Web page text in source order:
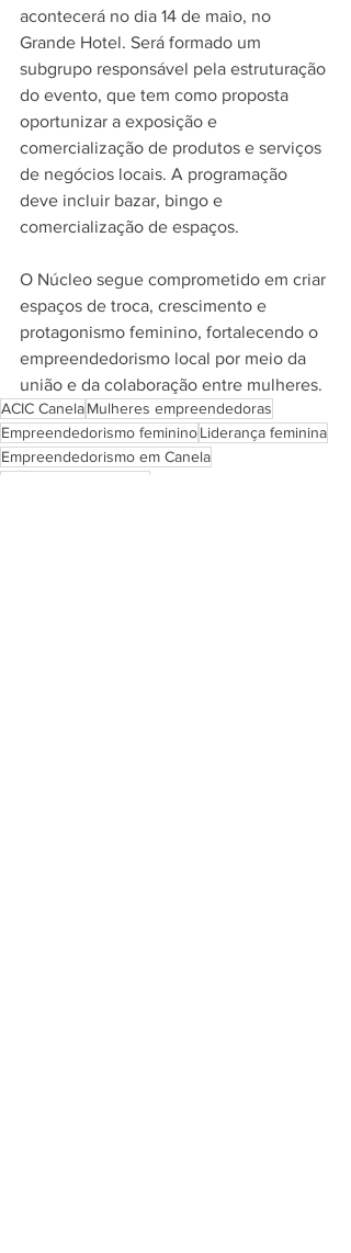
acontecerá no dia 14 de maio, no
Grande Hotel. Será formado um
subgrupo responsável pela estruturação
do evento, que tem como proposta
oportunizar a exposição e
comercialização de produtos e serviços
de negócios locais. A programação
deve incluir bazar, bingo e
comercialização de espaços.
O Núcleo segue comprometido em criar
espaços de troca, crescimento e
protagonismo feminino, fortalecendo o
empreendedorismo local por meio da
união e da colaboração entre mulheres.
ACIC CanelaMulheres empreendedoras
Empreendedorismo femininoLiderança feminina
Empreendedorismo em Canela